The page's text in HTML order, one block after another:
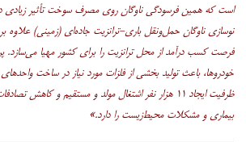
است که همین فرسودگی ناوگان روی مصرف سوخت تأثیر زیادی
نوسازی ناوگان حمل‌ونقل باری-ترانزیت جاده‌ای (زمینی) علاوه
فرصت کسب درآمد از محل ترانزیت را برای کشور مهیا می‌سازد.
خودروها، باعث تولید بخشی از فلزات مورد نیاز در ساخت
ظرفیت ایجاد ۱۱ هزار نفر اشتغال مولد و مستقیم و کاهش
بیماری و مشکلات محیط‌زیست را دارد.»